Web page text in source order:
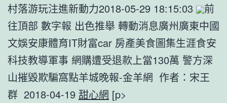
村落游玩注進新動力2018-05-29 18:15:03
前
往頂部 數字報 出色推舉 轉動消息廣州廣東中國
文娛安康體育IT財富car 房產美食圖集生涯食安
科技教導軍事 網購遭受退款上當130萬 警方深
山摧毀欺騙窩點羊城晚報-金羊網 作者：宋王
群 2018-04-19 甜心網 [p>